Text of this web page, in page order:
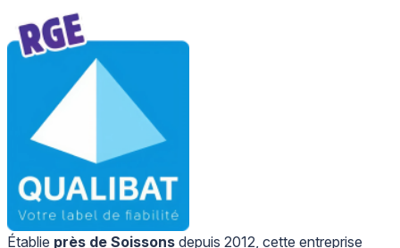
Établie près de Soissons depuis 2012, cette entreprise